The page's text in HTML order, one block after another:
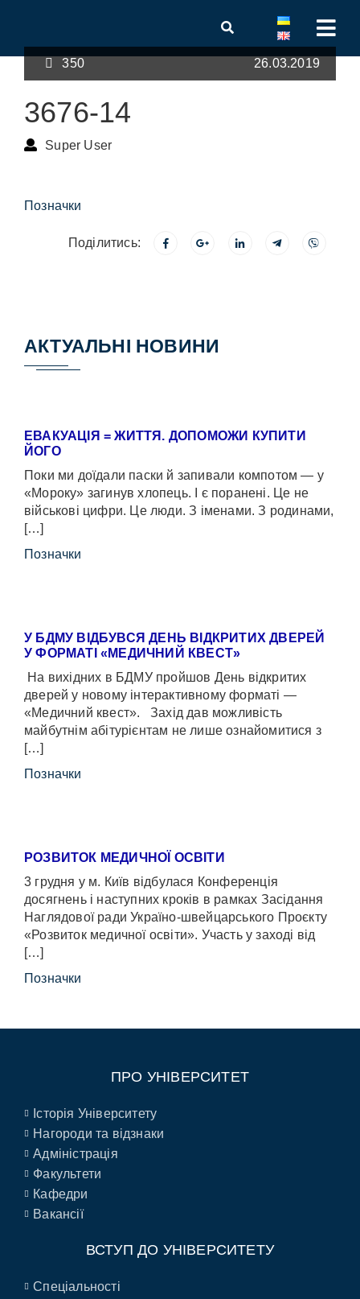
350 26.03.2019
3676-14
Super User
Позначки
Поділитись:
АКТУАЛЬНІ НОВИНИ
ЕВАКУАЦІЯ = ЖИТТЯ. ДОПОМОЖИ КУПИТИ
ЙОГО
Поки ми доїдали паски й запивали компотом — у
«Мороку» загинув хлопець. І є поранені. Це не
військові цифри. Це люди. З іменами. З родинами,
[…]
Позначки
У БДМУ ВІДБУВСЯ ДЕНЬ ВІДКРИТИХ ДВЕРЕЙ
У ФОРМАТІ «МЕДИЧНИЙ КВЕСТ»
На вихідних в БДМУ пройшов День відкритих
дверей у новому інтерактивному форматі —
«Медичний квест». Захід дав можливість
майбутнім абітурієнтам не лише ознайомитися з
[…]
Позначки
РОЗВИТОК МЕДИЧНОЇ ОСВІТИ
3 грудня у м. Київ відбулася Конференція
досягнень і наступних кроків в рамках Засідання
Наглядової ради Україно-швейцарського Проєкту
«Розвиток медичної освіти». Участь у заході від
[…]
Позначки
ПРО УНІВЕРСИТЕТ
Історія Університету
Нагороди та відзнаки
Адміністрація
Факультети
Кафедри
Вакансії
ВСТУП ДО УНІВЕРСИТЕТУ
Спеціальності